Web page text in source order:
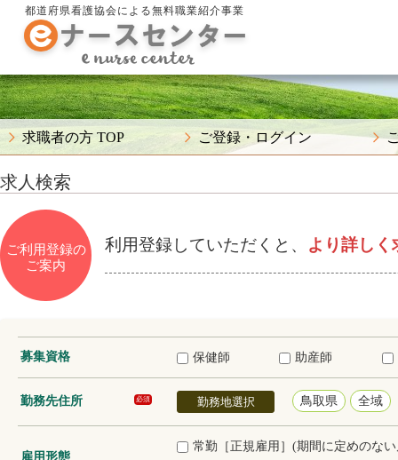
都道府県看護協会による無料職業紹介事業
求職者の方 TOP ご登録・ログイン
求人検索
ご利用登録の
ご案内
利用登録していただくと、 より詳しく
募集資格 保健師 助産師
勤務先住所 必須 勤務地選択 鳥取県 全域
雇用形態
常勤［正規雇用］(期間に定めのな